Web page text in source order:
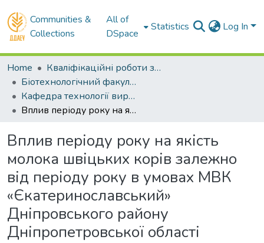
Communities &
Collections
All of
DSpace
Statistics Log In
Home
Кваліфікаційні роботи здобувачів вищої освіти
Біотехнологічний факультет
Кафедра технології виробництва і переробки продукції тваринництва. Магістри
Вплив періоду року на якість молока швіцьких корів залежно від періоду року в умовах МВК «Єкатеринославський» Дніпровського району Дніпропетровської області
Вплив періоду року на якість
молока швіцьких корів залежно
від періоду року в умовах МВК
«Єкатеринославський»
Дніпровського району
Дніпропетровської області